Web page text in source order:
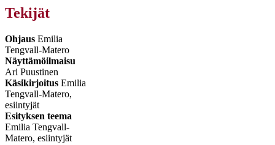
Tekijät
Ohjaus Emilia
Tengvall-Matero
Näyttämöilmaisu
Ari Puustinen
Käsikirjoitus Emilia
Tengvall-Matero,
esiintyjät
Esityksen teema
Emilia Tengvall-
Matero, esiintyjät